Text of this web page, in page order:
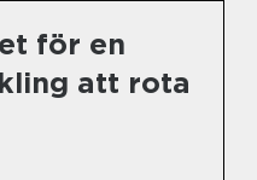
för en
att rota